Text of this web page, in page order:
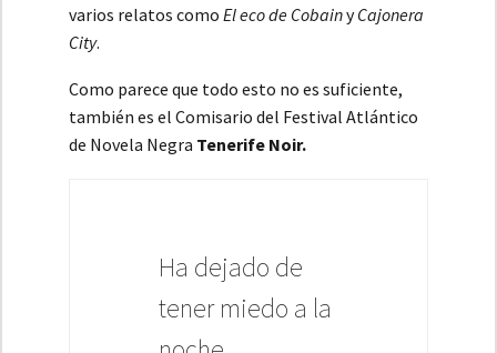
varios relatos como El eco de CobainyCajonera
City.
Como parece que todo esto no es suficiente,
también es el Comisario del Festival Atlántico
de Novela Negra Tenerife Noir.
Ha dejado de
tener miedo a la